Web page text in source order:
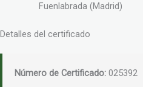
Fuenlabrada (Madrid)
Detalles del certificado
Número de Certificado: 025392